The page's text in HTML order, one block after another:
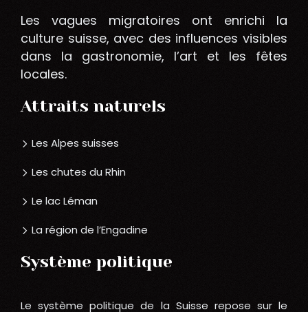
Les vagues migratoires ont enrichi la
culture suisse, avec des influences visibles
dans la gastronomie, l’art et les fêtes
locales.
Attraits naturels
Les Alpes suisses
Les chutes du Rhin
Le lac Léman
La région de l’Engadine
Système politique
Le système politique de la Suisse repose sur le